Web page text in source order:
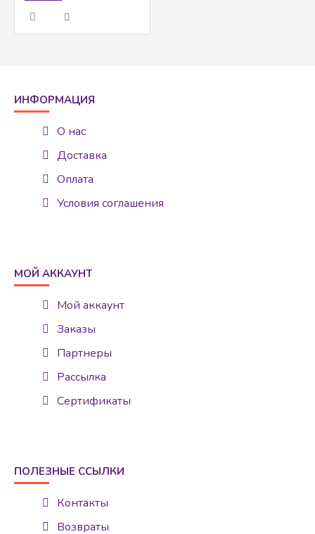
ИНФОРМАЦИЯ
О нас
Доставка
Оплата
Условия соглашения
МОЙ АККАУНТ
Мой аккаунт
Заказы
Партнеры
Рассылка
Сертификаты
ПОЛЕЗНЫЕ ССЫЛКИ
Контакты
Возвраты